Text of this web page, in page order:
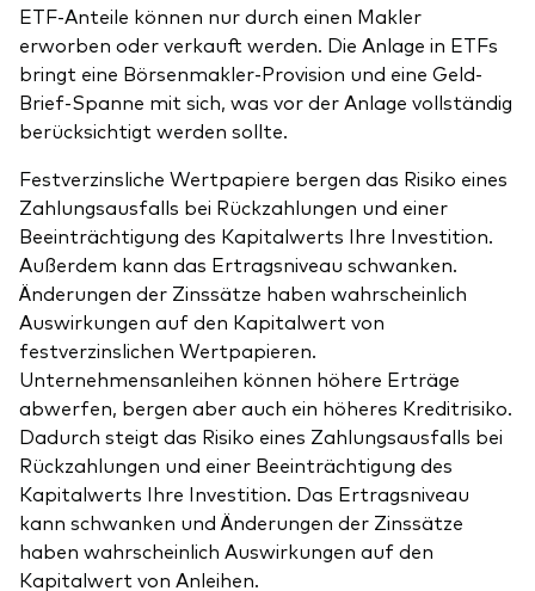
ETF-Anteile können nur durch einen Makler
erworben oder verkauft werden. Die Anlage in ETFs
bringt eine Börsenmakler-Provision und eine Geld-
Brief-Spanne mit sich, was vor der Anlage vollständig
berücksichtigt werden sollte.
Festverzinsliche Wertpapiere bergen das Risiko eines
Zahlungsausfalls bei Rückzahlungen und einer
Beeinträchtigung des Kapitalwerts Ihre Investition.
Außerdem kann das Ertragsniveau schwanken.
Änderungen der Zinssätze haben wahrscheinlich
Auswirkungen auf den Kapitalwert von
festverzinslichen Wertpapieren.
Unternehmensanleihen können höhere Erträge
abwerfen, bergen aber auch ein höheres Kreditrisiko.
Dadurch steigt das Risiko eines Zahlungsausfalls bei
Rückzahlungen und einer Beeinträchtigung des
Kapitalwerts Ihre Investition. Das Ertragsniveau
kann schwanken und Änderungen der Zinssätze
haben wahrscheinlich Auswirkungen auf den
Kapitalwert von Anleihen.